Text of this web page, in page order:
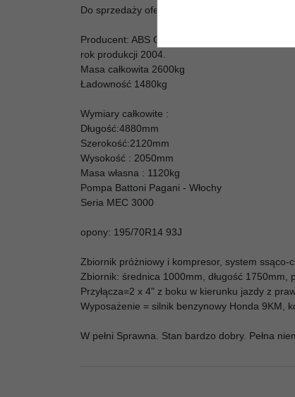
Do sprzedaży oferujemy używaną cysternę do
Producent: ABS Obervieschede - Niemcy
rok produkcji 2004.
Masa całkowita 2600kg
Ładowność 1480kg
Wymiary całkowite :
Długość:4880mm
Szerokość:2120mm
Wysokość : 2050mm
Masa własna : 1120kg
Pompa Battoni Pagani - Włochy
Seria MEC 3000
opony: 195/70R14 93J
Zbiornik próżniowy i kompresor, system ssąco-
Zbiornik: średnica 1000mm, długość 1750mm,
Przyłącza=2 x 4" z boku w kierunku jazdy z
Wyposażenie = silnik benzynowy Honda 9KM,
W pełni Sprawna. Stan bardzo dobry. Pełna